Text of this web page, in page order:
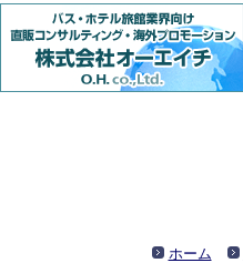
ホーム